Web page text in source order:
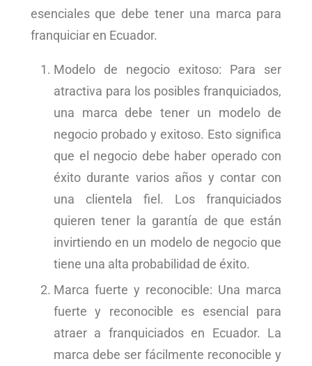
esenciales que debe tener una marca para
franquiciar en Ecuador.
Modelo de negocio exitoso: Para ser
atractiva para los posibles franquiciados,
una marca debe tener un modelo de
negocio probado y exitoso. Esto significa
que el negocio debe haber operado con
éxito durante varios años y contar con
una clientela fiel. Los franquiciados
quieren tener la garantía de que están
invirtiendo en un modelo de negocio que
tiene una alta probabilidad de éxito.
Marca fuerte y reconocible: Una marca
fuerte y reconocible es esencial para
atraer a franquiciados en Ecuador. La
marca debe ser fácilmente reconocible y